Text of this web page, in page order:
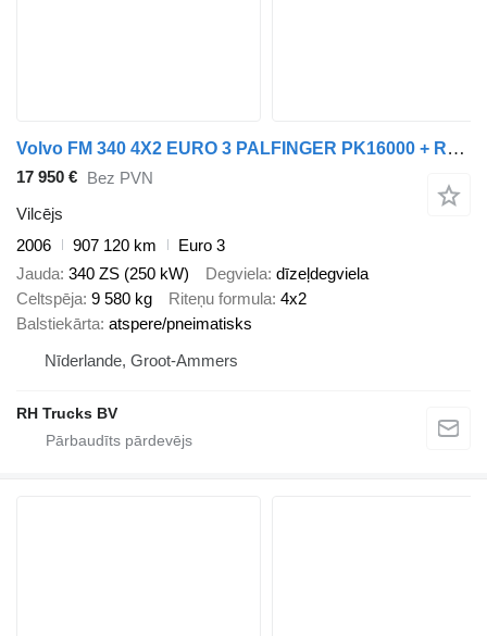
Volvo FM 340 4X2 EURO 3 PALFINGER PK16000 + REMOTE CONTROL
17 950 € Bez PVN
Vilcējs
2006
907 120 km
Euro 3
Jauda 340 ZS (250 kW) Degviela dīzeļdegviela
Celtspēja 9 580 kg Riteņu formula 4x2
Balstiekārta atspere/pneimatisks
Nīderlande, Groot-Ammers
RH Trucks BV